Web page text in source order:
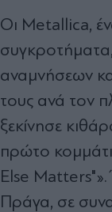
Οι Metallica,
συγκροτήματα,
αναμνήσεων
τους ανά τον
ξεκίνησε
πρώτο
Else Matters"».
Πράγα, σε